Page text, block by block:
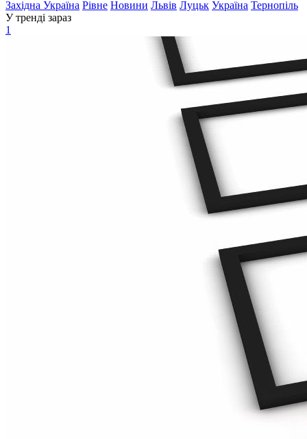
Західна Україна Рівне Новини Львів Луцьк Україна Тернопіль
У тренді зараз
1